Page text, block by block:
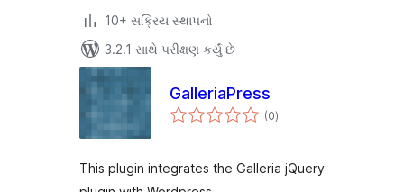
10+ સક્રિય સ્થાપનો
3.2.1 સાથે પરીક્ષણ કર્યું છે
GalleriaPress
(0કુલ
રેટિંગ્સ
)
This plugin integrates the Galleria jQuery